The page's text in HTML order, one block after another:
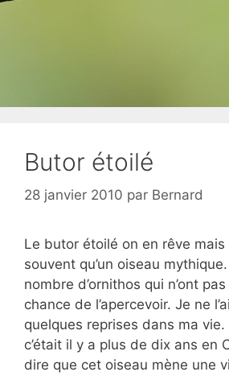
Butor étoilé
28 janvier 2010 par Bernard
Le butor étoilé on en rêve
souvent qu’un oiseau
nombre d’ornithos qui n’ont
chance de l’apercevoir. Je ne
quelques reprises dans ma
c’était il y a plus de dix ans en
dire que cet oiseau mène une